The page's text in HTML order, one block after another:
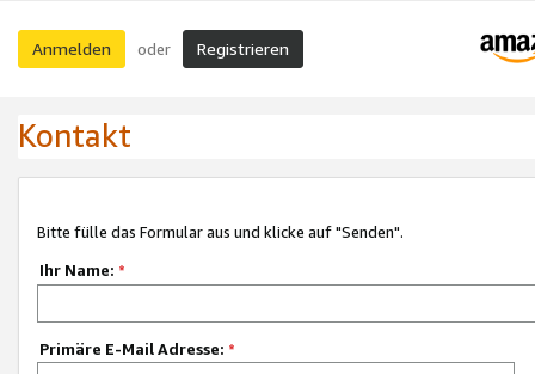
Anmelden oder Registrieren
Kontakt
Bitte fülle das Formular aus und klicke auf "Senden".
Ihr Name: *
Primäre E-Mail Adresse: *